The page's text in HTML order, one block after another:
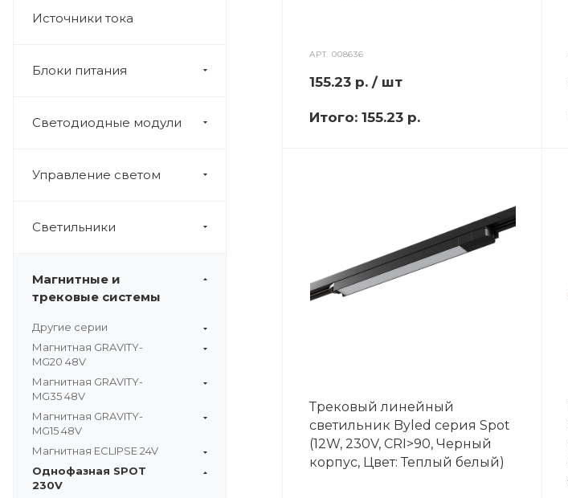
Источники тока
Блоки питания
Светодиодные модули
Управление светом
Светильники
Магнитные и
трековые системы
Другие серии
Магнитная GRAVITY-
MG20 48V
Магнитная GRAVITY-
MG35 48V
Магнитная GRAVITY-
MG15 48V
Магнитная EСLIPSE 24V
Однофазная SPOT
230V
АРТ.008636
155.23 р. / шт
Итого: 155.23 р.
Трековый линейный
светильник Byled серия Spot
(12W, 230V, CRI>90, Черный
корпус, Цвет: Теплый белый)